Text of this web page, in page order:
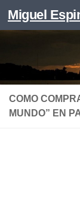
Skip to
COMO
MUNDO” EN